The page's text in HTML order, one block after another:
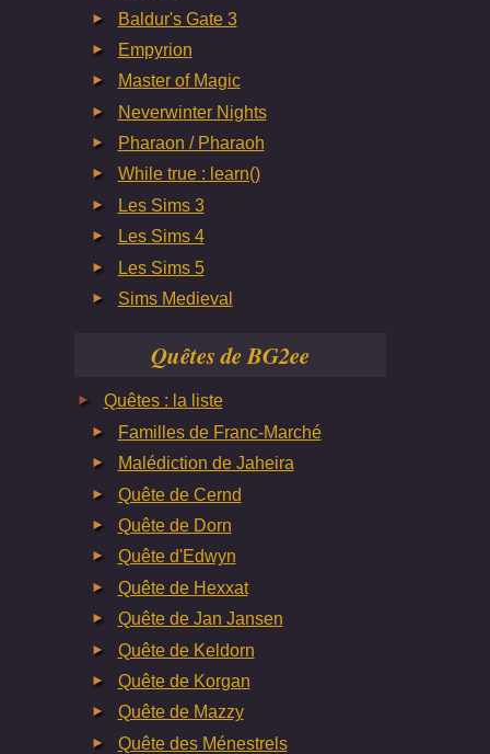
Baldur's Gate 3
Empyrion
Master of Magic
Neverwinter Nights
Pharaon / Pharaoh
While true : learn()
Les Sims 3
Les Sims 4
Les Sims 5
Sims Medieval
Quêtes de BG2ee
Quêtes : la liste
Familles de Franc-Marché
Malédiction de Jaheira
Quête de Cernd
Quête de Dorn
Quête d'Edwyn
Quête de Hexxat
Quête de Jan Jansen
Quête de Keldorn
Quête de Korgan
Quête de Mazzy
Quête des Ménestrels